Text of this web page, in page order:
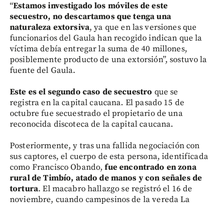
“Estamos investigado los móviles de este
secuestro, no descartamos que tenga una
naturaleza extorsiva, ya que en las versiones que
funcionarios del Gaula han recogido indican que la
víctima debía entregar la suma de 40 millones,
posiblemente producto de una extorsión”, sostuvo la
fuente del Gaula.
Este es el segundo caso de secuestro que se
registra en la capital caucana. El pasado 15 de
octubre fue secuestrado el propietario de una
reconocida discoteca de la capital caucana.
Posteriormente, y tras una fallida negociación con
sus captores, el cuerpo de esta persona, identificada
como Francisco Obando,fue encontrado en zona
rural de Timbío, atado de manos y con señales de
tortura. El macabro hallazgo se registró el 16 de
noviembre, cuando campesinos de la vereda La